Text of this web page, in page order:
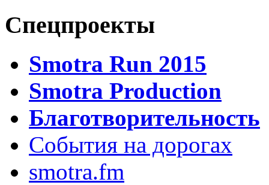
Спецпроекты
Smotra Run 2015
Smotra Production
Благотворительность
События на дорогах
smotra.fm